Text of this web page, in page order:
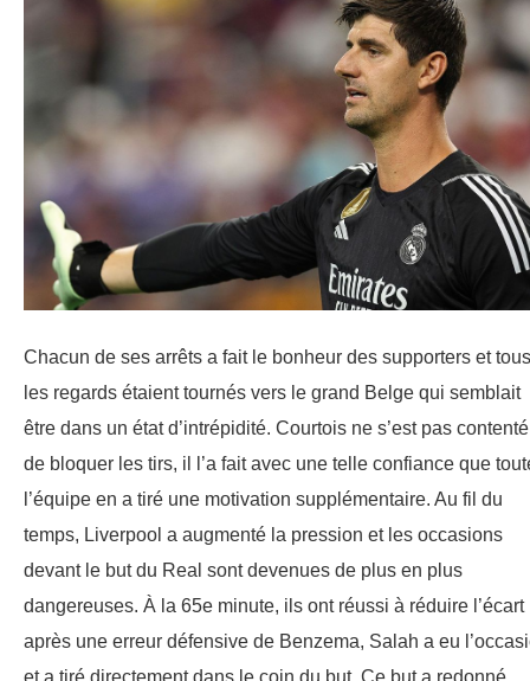
Chacun de ses arrêts a fait le bonheur des supporters et tous
les regards étaient tournés vers le grand Belge qui semblait
être dans un état d’intrépidité. Courtois ne s’est pas contenté
de bloquer les tirs, il l’a fait avec une telle confiance que
l’équipe en a tiré une motivation supplémentaire. Au fil du
temps, Liverpool a augmenté la pression et les occasions
devant le but du Real sont devenues de plus en plus
dangereuses. À la 65e minute, ils ont réussi à réduire l’écart
après une erreur défensive de Benzema, Salah a eu
et a tiré directement dans le coin du but. Ce but a redonné